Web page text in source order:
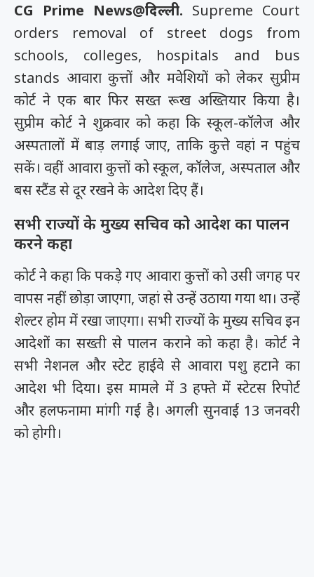
CG Prime News@दिल्ली. Supreme Court
orders removal of street dogs from
schools, colleges, hospitals and bus
stands आवारा कुत्तों और मवेशियों को लेकर सुप्रीम
कोर्ट ने एक बार फिर सख्त रूख अख्तियार किया है।
सुप्रीम कोर्ट ने शुक्रवार को कहा कि स्कूल-कॉलेज और
अस्पतालों में बाड़ लगाई जाए, ताकि कुत्ते वहां न पहुंच
सकें। वहीं आवारा कुत्तों को स्कूल, कॉलेज, अस्पताल और
बस स्टैंड से दूर रखने के आदेश दिए हैं।
सभी राज्यों के मुख्य सचिव को आदेश का पालन
करने कहा
कोर्ट ने कहा कि पकड़े गए आवारा कुत्तों को उसी जगह पर
वापस नहीं छोड़ा जाएगा, जहां से उन्हें उठाया गया था। उन्हें
शेल्टर होम में रखा जाएगा। सभी राज्यों के मुख्य सचिव इन
आदेशों का सख्ती से पालन कराने को कहा है। कोर्ट ने
सभी नेशनल और स्टेट हाईवे से आवारा पशु हटाने का
आदेश भी दिया। इस मामले में 3 हफ्ते में स्टेटस रिपोर्ट
और हलफनामा मांगी गई है। अगली सुनवाई 13 जनवरी
को होगी।